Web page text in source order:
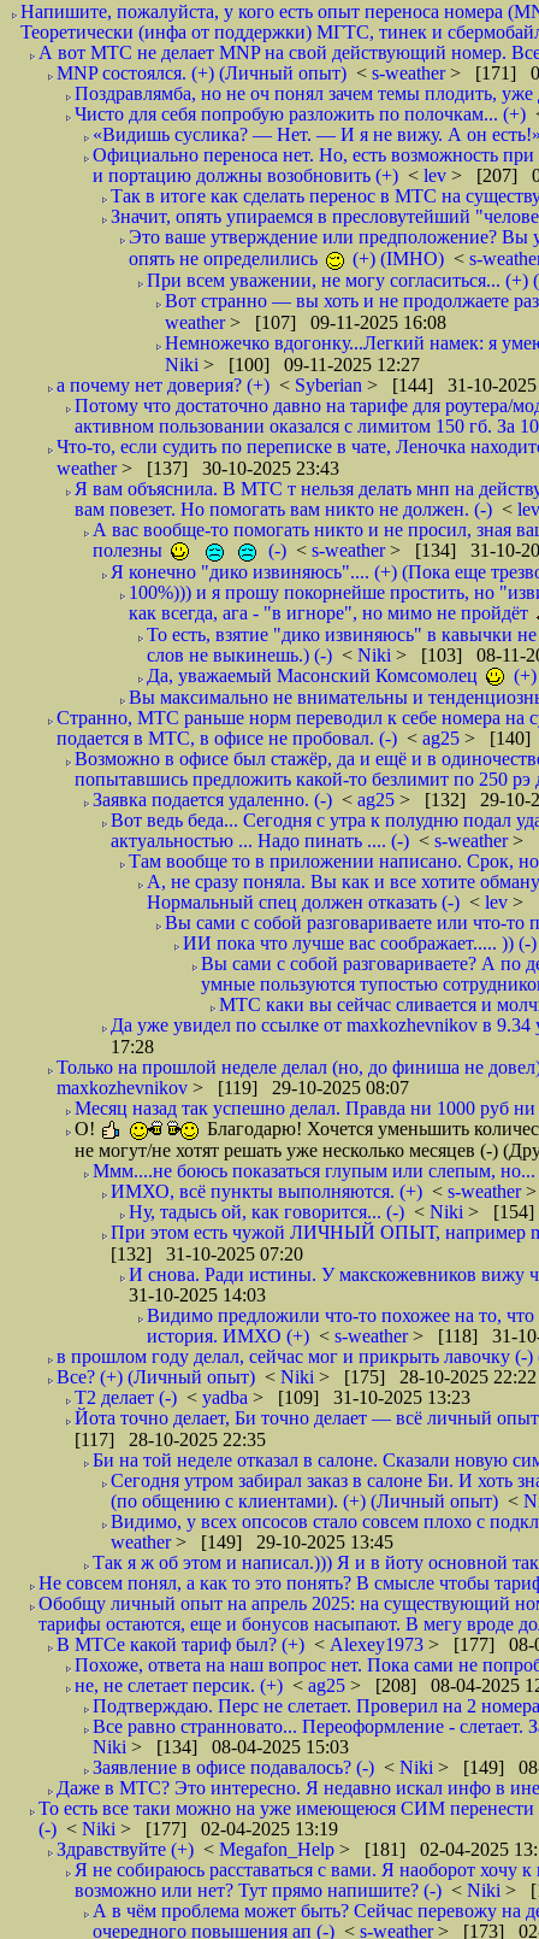
Напишите, пожалуйста, у кого есть опыт переноса номера
Теоретически (инфа от поддержки) МГТС, тинек и
А вот МТС не делает MNP на свой действующий номер.
MNP состоялся. (+) (Личный опыт) < s-weather> [171]
Поздравлямба, но не оч понял зачем темы плодить, уже
Чисто для себя попробую разложить по полочкам... (+)
«Видишь суслика? — Нет. — И я не вижу. А он
Официально переноса нет. Но, есть возможность
и портацию должны возобновить (+) < lev > [207]
Так в итоге как сделать перенос в МТС на
Значит, опять упираемся в пресловутейший
Это ваше утверждение или предположение? Вы
опять не определились
(+) (IMHO) < s-
При всем уважении, не могу согласиться... (+)
Вот странно — вы хоть и не продолжаете
weather> [107] 09-11-2025 16:08
Немножечко вдогонку...Легкий намек: я
Niki > [100] 09-11-2025 12:27
а почему нет доверия? (+) < Syberian > [144] 31-10-2025
Потому что достаточно давно на тарифе для
активном пользовании оказался с лимитом 150 гб. За
Что-то, если судить по переписке в чате, Леночка
weather> [137] 30-10-2025 23:43
Я вам объяснила. В МТС т нельзя делать мнп на
вам повезет. Но помогать вам никто не должен. (-) <
А вас вообще-то помогать никто и не просил, зная
полезны
(-) < s-weather> [134] 31-10-
Я конечно "дико извиняюсь".... (+) (Пока еще
100%))) и я прошу покорнейше простить, но
как всегда, ага - "в игноре", но мимо не пройдёт
То есть, взятие "дико извиняюсь" в кавычки
слов не выкинешь.) (-) < Niki > [103] 08-11-
Да, уважаемый Масонский Комсомолец
Вы максимально не внимательны и
Странно, МТС раньше норм переводил к себе номера на
подается в МТС, в офисе не пробовал. (-) < ag25 > [140]
Возможно в офисе был стажёр, да и ещё и в
попытавшись предложить какой-то безлимит по 250
Заявка подается удаленно. (-) < ag25 > [132] 29-10-
Вот ведь беда... Сегодня с утра к полудню подал
актуальностью ... Надо пинать .... (-) < s-weather>
Там вообще то в приложении написано. Срок,
А, не сразу поняла. Вы как и все хотите
Нормальный спец должен отказать (-) < lev >
Вы сами с собой разговариваете или что-то
ИИ пока что лучше вас соображает..... )) (-)
Вы сами с собой разговариваете? А по
умные пользуются тупостью
МТС каки вы сейчас сливается и
Да уже увидел по ссылке от maxkozhevnikov в 9.34
17:28
Только на прошлой неделе делал (но, до финиша не
maxkozhevnikov > [119] 29-10-2025 08:07
Месяц назад так успешно делал. Правда ни 1000 руб
О!
Благодарю! Хочется уменьшить
не могут/не хотят решать уже несколько месяцев (-)
Ммм....не боюсь показаться глупым или слепым,
ИМХО, всё пункты выполняются. (+) < s-weather
Ну, тадысь ой, как говорится... (-) < Niki > [154]
При этом есть чужой ЛИЧНЫЙ ОПЫТ, например
[132] 31-10-2025 07:20
И снова. Ради истины. У макскожевников вижу
31-10-2025 14:03
Видимо предложили что-то похожее на то,
история. ИМХО (+) < s-weather> [118] 31-10-
в прошлом году делал, сейчас мог и прикрыть лавочку
Все? (+) (Личный опыт) < Niki > [175] 28-10-2025 22:22
Т2 делает (-) < yadba > [109] 31-10-2025 13:23
Йота точно делает, Би точно делает — всё личный
[117] 28-10-2025 22:35
Би на той неделе отказал в салоне. Сказали новую
Сегодня утром забирал заказ в салоне Би. И хоть
(по общению с клиентами). (+) (Личный опыт) <
Видимо, у всех опсосов стало совсем плохо с
weather> [149] 29-10-2025 13:45
Так я ж об этом и написал.))) Я и в йоту основной
Не совсем понял, а как то это понять? В смысле чтобы
Обобщу личный опыт на апрель 2025: на существующий
тарифы остаются, еще и бонусов насыпают. В мегу вроде
В МТСе какой тариф был? (+) < Alexey1973 > [177] 08-
Похоже, ответа на наш вопрос нет. Пока сами не
не, не слетает персик. (+) < ag25 > [208] 08-04-2025
Подтверждаю. Перс не слетает. Проверил на 2
Все равно странновато... Переоформление -
Niki > [134] 08-04-2025 15:03
Заявление в офисе подавалось? (-) < Niki > [149] 08-
Даже в МТС? Это интересно. Я недавно искал инфо в
То есть все таки можно на уже имеющеюся СИМ перенести
(-) < Niki > [177] 02-04-2025 13:19
Здравствуйте (+) < Megafon_Help > [181] 02-04-2025
Я не собираюсь расставаться с вами. Я наоборот
возможно или нет? Тут прямо напишите? (-) < Niki >
А в чём проблема может быть? Сейчас перевожу
очередного повышения ап (-) < s-weather> [173] 02-